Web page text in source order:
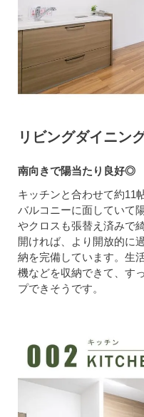
リビングダイニン
南向きで陽当たり良好◎
キッチンと合わせて約11
バルコニーに面していて
やクロスも張替え済みで
開ければ、より開放的に
納を完備しています。生
機などを収納できて、す
プできそうです。